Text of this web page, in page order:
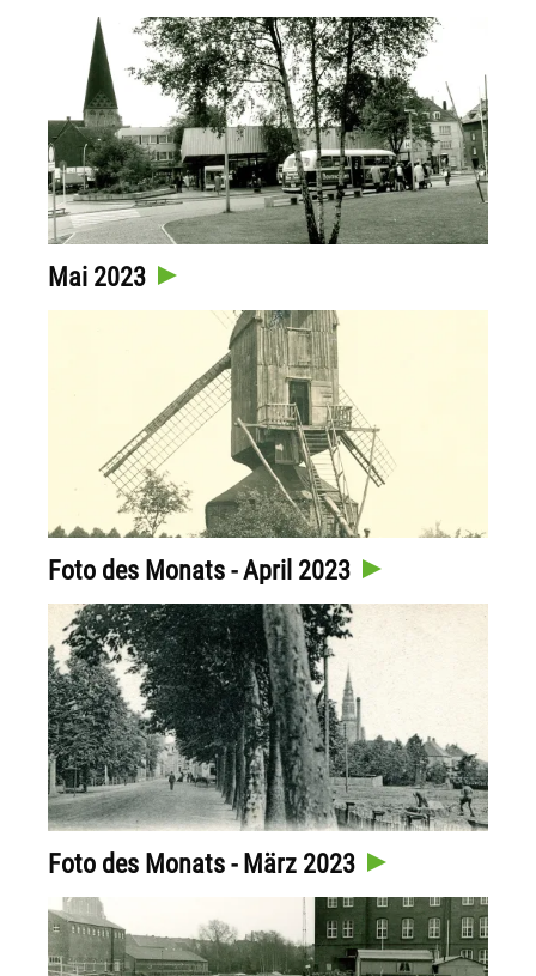
Mai 2023
Foto des Monats - April 2023
Foto des Monats - März 2023